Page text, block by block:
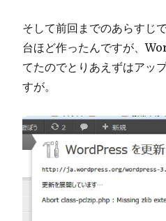
そして前回までのあらすじ
台ほど作ったんですが、
てたのでとりあえずはアッ
すが。